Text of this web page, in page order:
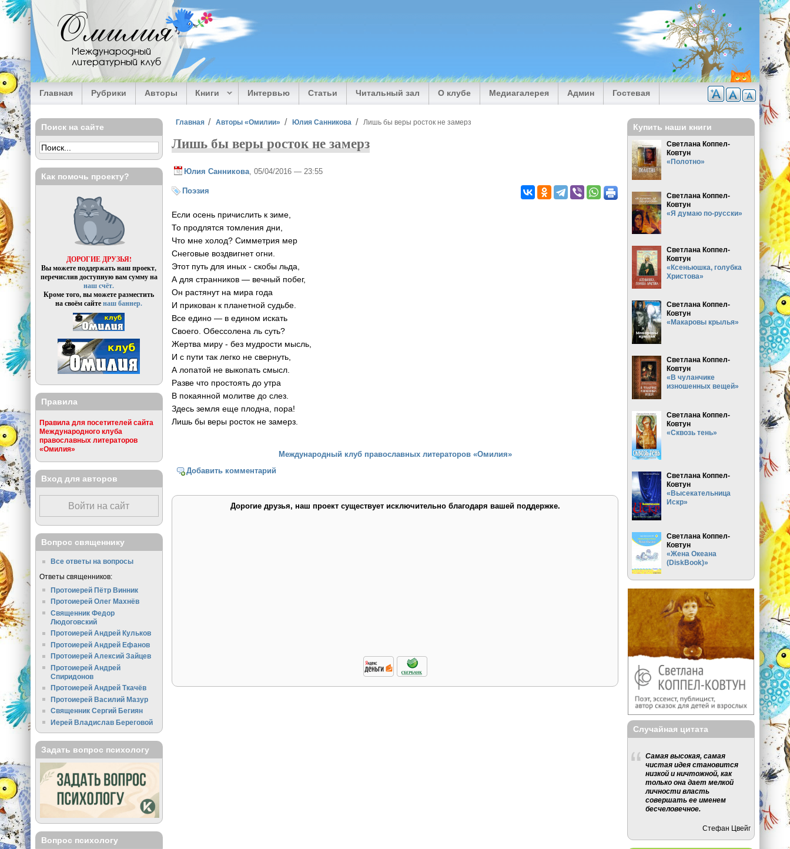
Перейти к основному содержанию
Омилия
Международный
литературный клуб
Главная Рубрики Авторы Книги Интервью Статьи Читальный зал О клубе Медиагалерея Админ Гостевая
Вы здесь
Главная Авторы «Омилии» Юлия Санникова Лишь бы веры росток не замерз
Лишь бы веры росток не замерз
Юлия Санникова , 05/04/2016 — 23:55
Поэзия
Если осень причислить к зиме,
То продлятся томления дни,
Что мне холод? Симметрия мер
Снеговые воздвигнет огни.
Этот путь для иных - скобы льда,
А для странников — вечный побег,
Он растянут на мира года
И прикован к планетной судьбе.
Все едино — в едином искать
Своего. Обессолена ль суть?
Жертва миру - без мудрости мысль,
И с пути так легко не свернуть,
А лопатой не выкопать смысл.
Разве что простоять до утра
В покаянной молитве до слез.
Здесь земля еще плодна, пора!
Лишь бы веры росток не замерз.
Международный клуб православных литераторов «Омилия»
Добавить комментарий
Дорогие друзья, наш проект существует исключительно благодаря вашей поддержке.
Поиск на сайте
Как помочь проекту?
ДОРОГИЕ ДРУЗЬЯ!
Вы можете поддержать наш проект,
перечислив доступную вам сумму на
наш счёт.
Кроме того, вы можете разместить
на своём сайтенаш баннер.
Правила
Правила для посетителей сайта
Международного клуба
православных литераторов
«Омилия»
Вход для авторов
Войти на сайт
Вопрос священнику
Все ответы на вопросы
Ответы священников:
Протоиерей Пётр Винник
Протоиерей Олег Махнёв
Священник Федор
Людоговский
Протоиерей Андрей Кульков
Протоиерей Андрей Ефанов
Протоиерей Алексий Зайцев
Протоиерей Андрей
Спиридонов
Протоиерей Андрей Ткачёв
Протоиерей Василий Мазур
Священник Сергий Бегиян
Иерей Владислав Береговой
Задать вопрос психологу
Вопрос психологу
Купить наши книги
Светлана Коппел-
Ковтун
«Полотно»
Светлана Коппел-
Ковтун
«Я думаю по-русски»
Светлана Коппел-
Ковтун
«Ксеньюшка, голубка
Христова»
Светлана Коппел-
Ковтун
«Макаровы крылья»
Светлана Коппел-
Ковтун
«В чуланчике
изношенных вещей»
Светлана Коппел-
Ковтун
«Сквозь тень»
Светлана Коппел-
Ковтун
«Высекательница
Искр»
Светлана Коппел-
Ковтун
«Жена Океана
(DiskBook)»
Случайная цитата
Самая высокая, самая
чистая идея становится
низкой и ничтожной, как
только она дает мелкой
личности власть
совершать ее именем
бесчеловечное.
Стефан Цвейг